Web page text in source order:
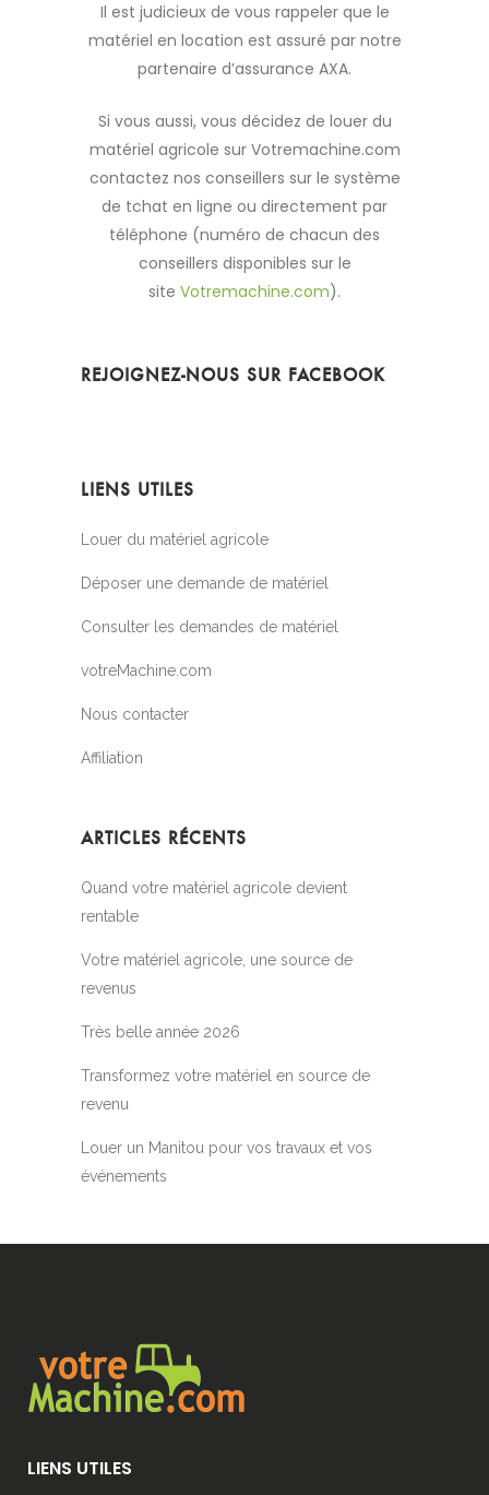
Il est judicieux de vous rappeler que le
matériel en location est assuré par notre
partenaire d’assurance AXA.
Si vous aussi, vous décidez de louer du
matériel agricole sur Votremachine.com
contactez nos conseillers sur le système
de tchat en ligne ou directement par
téléphone (numéro de chacun des
conseillers disponibles sur le
site Votremachine.com).
REJOIGNEZ-NOUS SUR FACEBOOK
LIENS UTILES
Louer du matériel agricole
Déposer une demande de matériel
Consulter les demandes de matériel
votreMachine.com
Nous contacter
Affiliation
ARTICLES RÉCENTS
Quand votre matériel agricole devient
rentable
Votre matériel agricole, une source de
revenus
Très belle année 2026
Transformez votre matériel en source de
revenu
Louer un Manitou pour vos travaux et vos
événements
LIENS UTILES